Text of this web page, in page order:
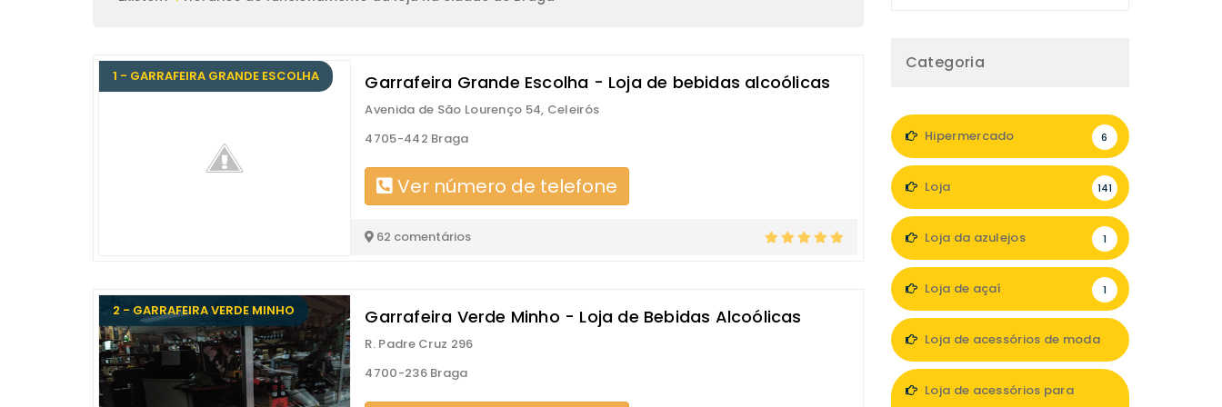
1 - GARRAFEIRA GRANDE ESCOLHA Garrafeira Grande Escolha - Loja de bebidas alcoólicas
Avenida de São Lourenço 54, Celeirós
4705-442 Braga
Ver número de telefone
62 comentários
2 - GARRAFEIRA VERDE MINHO Garrafeira Verde Minho - Loja de Bebidas Alcoólicas
R. Padre Cruz 296
4700-236 Braga
Categoria
Hipermercado 6
Loja 141
Loja da azulejos 1
Loja de açaí 1
Loja de acessórios de moda
Loja de acessórios para